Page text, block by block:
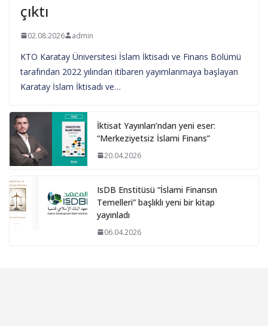
çıktı
02.08.2026 admin
KTO Karatay Üniversitesi İslam İktisadı ve Finans Bölümü
tarafından 2022 yılından itibaren yayımlanmaya başlayan
Karatay İslam İktisadı ve…
İktisat Yayınları’ndan yeni eser:
“Merkeziyetsiz İslami Finans”
20.04.2026
IsDB Enstitüsü “İslami Finansın
Temelleri” başlıklı yeni bir kitap
yayınladı
06.04.2026